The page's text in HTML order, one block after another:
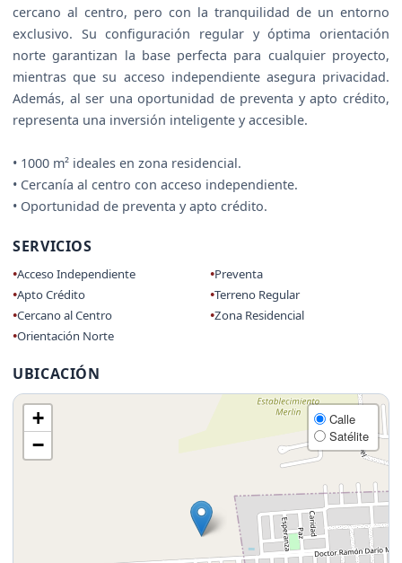
cercano al centro, pero con la tranquilidad de un entorno
exclusivo. Su configuración regular y óptima orientación
norte garantizan la base perfecta para cualquier proyecto,
mientras que su acceso independiente asegura privacidad.
Además, al ser una oportunidad de preventa y apto crédito,
representa una inversión inteligente y accesible.
• 1000 m² ideales en zona residencial.
• Cercanía al centro con acceso independiente.
• Oportunidad de preventa y apto crédito.
SERVICIOS
Acceso Independiente
Apto Crédito
Cercano al Centro
Orientación Norte
Preventa
Terreno Regular
Zona Residencial
UBICACIÓN
+
−
Calle
Satélite